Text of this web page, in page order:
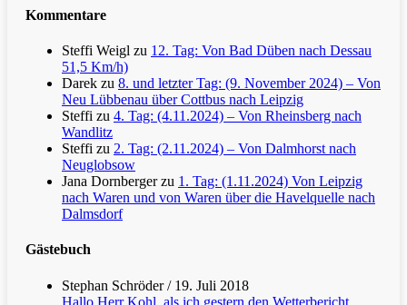
Kommentare
Steffi Weigl zu 12. Tag: Von Bad Düben nach Dessau
51,5 Km/h)
Darek zu 8. und letzter Tag: (9. November 2024) – Von
Neu Lübbenau über Cottbus nach Leipzig
Steffi zu 4. Tag: (4.11.2024) – Von Rheinsberg nach
Wandlitz
Steffi zu 2. Tag: (2.11.2024) – Von Dalmhorst nach
Neuglobsow
Jana Dornbergerzu 1. Tag: (1.11.2024) Von Leipzig
nach Waren und von Waren über die Havelquelle nach
Dalmsdorf
Gästebuch
Stephan Schröder/ 19. Juli 2018
Hallo Herr Kohl, als ich gestern den Wetterbericht